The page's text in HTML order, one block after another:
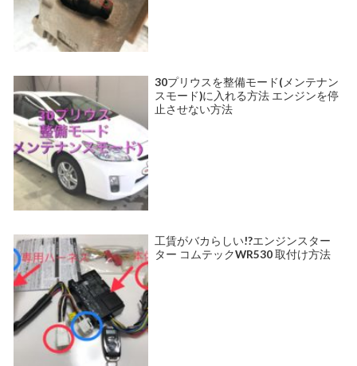
30プリウスを整備モード(メンテナン
スモード)に入れる方法 エンジンを停
止させない方法
工賃がバカらしい!?エンジンスター
ター コムテックWR530 取付け方法